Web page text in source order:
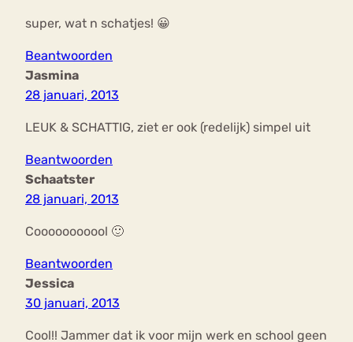
super, wat n schatjes! 😀
Beantwoorden
Jasmina
28 januari, 2013
LEUK & SCHATTIG, ziet er ook (redelijk) simpel uit
Beantwoorden
Schaatster
28 januari, 2013
Cooooooooool 🙂
Beantwoorden
Jessica
30 januari, 2013
Cool!! Jammer dat ik voor mijn werk en school geen